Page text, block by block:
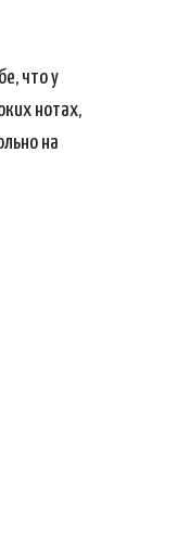
что у
нотах,
на